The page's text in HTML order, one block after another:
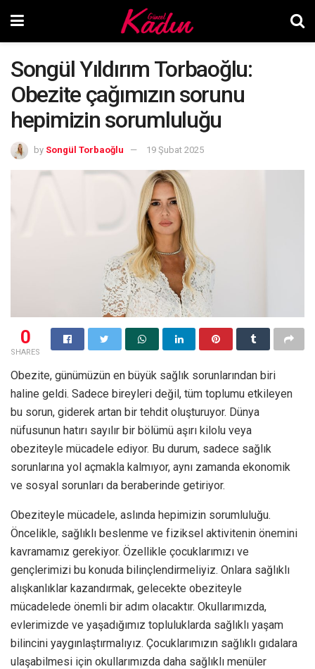
Songül Yıldırım Torbaoğlu:
Obezite çağımızın sorunu
hepimizin sorumluluğu
by Songül Torbaoğlu 19 Şubat 2025
0
SHARES
Obezite, günümüzün en büyük sağlık sorunlarından biri
haline geldi. Sadece bireyleri değil, tüm toplumu etkileyen
bu sorun, giderek artan bir tehdit oluşturuyor. Dünya
nüfusunun hatırı sayılır bir bölümü aşırı kilolu veya
obeziteyle mücadele ediyor. Bu durum, sadece sağlık
sorunlarına yol açmakla kalmıyor, aynı zamanda ekonomik
ve sosyal sorunları da beraberinde getiriyor.
Obeziteyle mücadele, aslında hepimizin sorumluluğu.
Öncelikle, sağlıklı beslenme ve fiziksel aktivitenin önemini
kavramamız gerekiyor. Özellikle çocuklarımızı ve
gençlerimizi bu konuda bilinçlendirmeliyiz. Onlara sağlıklı
alışkanlıklar kazandırmak, gelecekte obeziteyle
mücadelede önemli bir adım olacaktır. Okullarımızda,
evlerimizde ve yaşadığımız topluluklarda sağlıklı yaşam
bilincini yaygınlaştırmalıyız. Çocuklarımızın sağlıklı gıdalara
ulaşabilmesi için okullarımızda daha sağlıklı menüler